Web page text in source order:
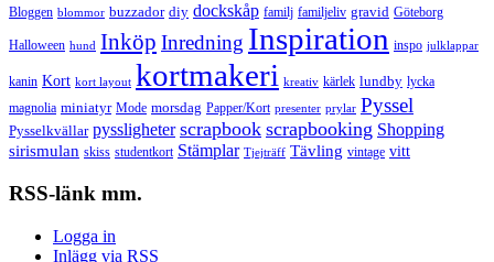
Bloggen blommor buzzador diy dockskåp familj familjeliv gravid Göteborg
Halloween hund Inköp Inredning Inspiration inspo julklappar
kanin Kort kort layout kortmakeri kreativ kärlek lundby lycka
magnolia miniatyr Mode morsdag Papper/Kort presenter prylar Pyssel
Pysselkvällar pyssligheter scrapbook scrapbooking Shopping
sirismulan skiss studentkort Stämplar Tjejträff Tävling vintage vitt
RSS-länk mm.
Logga in
Inlägg via RSS